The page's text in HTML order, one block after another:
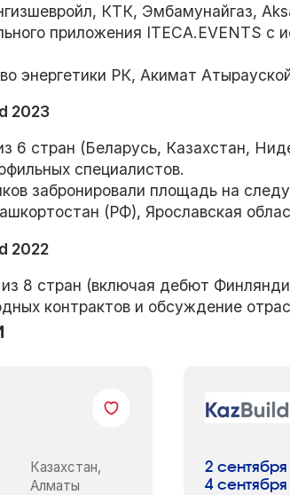
КТК, Эмбамунайгаз,
приложения ITECA.EVENTS с
энергетики РК, Акимат
2023
6 стран (Беларусь, Казахстан,
специалистов.
забронировали площадь на
(РФ), Ярославская
2022
8 стран (включая дебют
контрактов и обсуждение
Казахстан,
Алматы
2
4 сентября